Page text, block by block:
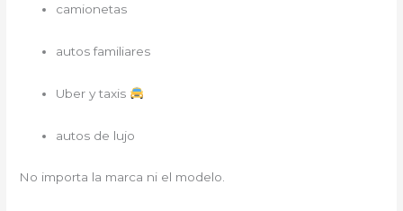
camionetas
autos familiares
Uber y taxis
autos de lujo
No importa la marca ni el modelo.